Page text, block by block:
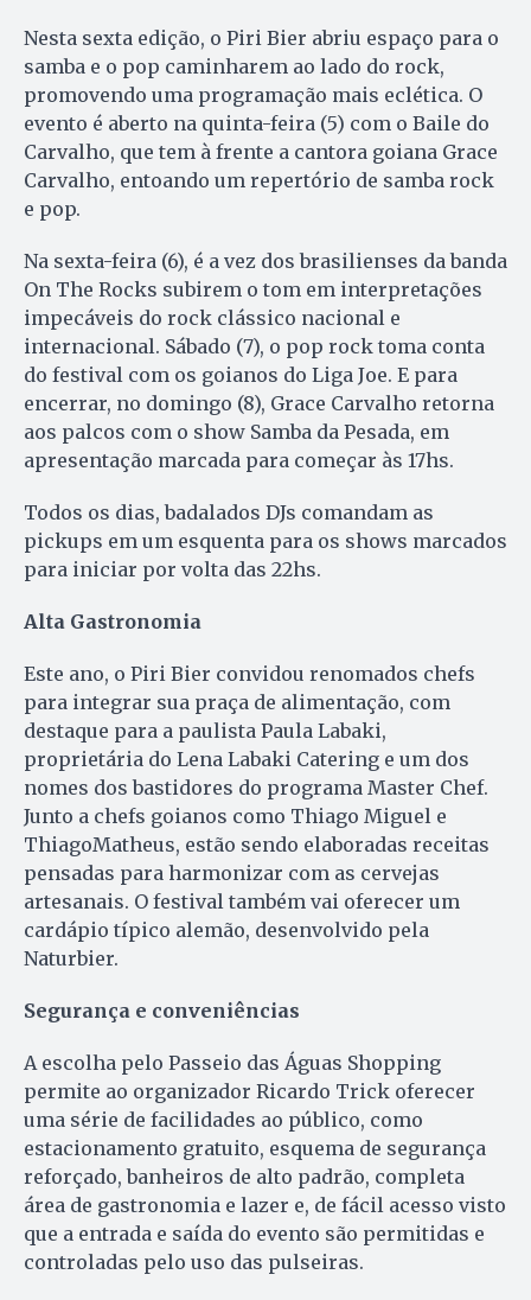
Nesta sexta edição, o Piri Bier abriu espaço para o
samba e o pop caminharem ao lado do rock,
promovendo uma programação mais eclética. O
evento é aberto na quinta-feira (5) com o Baile do
Carvalho, que tem à frente a cantora goiana Grace
Carvalho, entoando um repertório de samba rock
e pop.
Na sexta-feira (6), é a vez dos brasilienses da banda
On The Rocks subirem o tom em interpretações
impecáveis do rock clássico nacional e
internacional. Sábado (7), o pop rock toma conta
do festival com os goianos do Liga Joe. E para
encerrar, no domingo (8), Grace Carvalho retorna
aos palcos com o show Samba da Pesada, em
apresentação marcada para começar às 17hs.
Todos os dias, badalados DJs comandam as
pickups em um esquenta para os shows marcados
para iniciar por volta das 22hs.
Alta Gastronomia
Este ano, o Piri Bier convidou renomados chefs
para integrar sua praça de alimentação, com
destaque para a paulista Paula Labaki,
proprietária do Lena Labaki Catering e um dos
nomes dos bastidores do programa Master Chef.
Junto a chefs goianos como Thiago Miguel e
ThiagoMatheus, estão sendo elaboradas receitas
pensadas para harmonizar com as cervejas
artesanais. O festival também vai oferecer um
cardápio típico alemão, desenvolvido pela
Naturbier.
Segurança e conveniências
A escolha pelo Passeio das Águas Shopping
permite ao organizador Ricardo Trick oferecer
uma série de facilidades ao público, como
estacionamento gratuito, esquema de segurança
reforçado, banheiros de alto padrão, completa
área de gastronomia e lazer e, de fácil acesso visto
que a entrada e saída do evento são permitidas e
controladas pelo uso das pulseiras.